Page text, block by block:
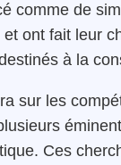
comme de
ont fait leur
à la
sur les
Ces